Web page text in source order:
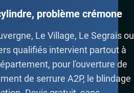
problème crémone
Le Village, Le Segrais ou
qualifiés intervient partout à
pour l'ouverture de
de serrure A2P, le blindage